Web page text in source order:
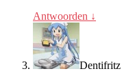
Antwoorden ↓
Dentifritz